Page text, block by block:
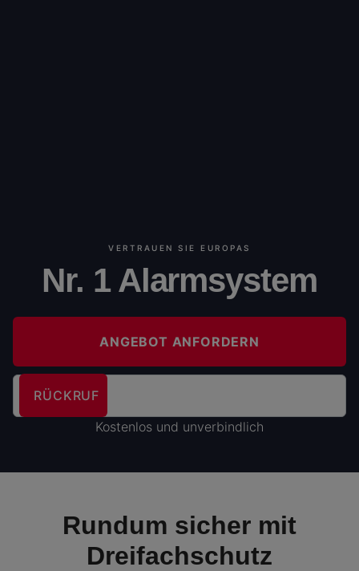
VERTRAUEN SIE EUROPAS
Nr. 1 Alarmsystem
ANGEBOT ANFORDERN
Kostenlos und unverbindlich
Rundum sicher mit
Dreifachschutz